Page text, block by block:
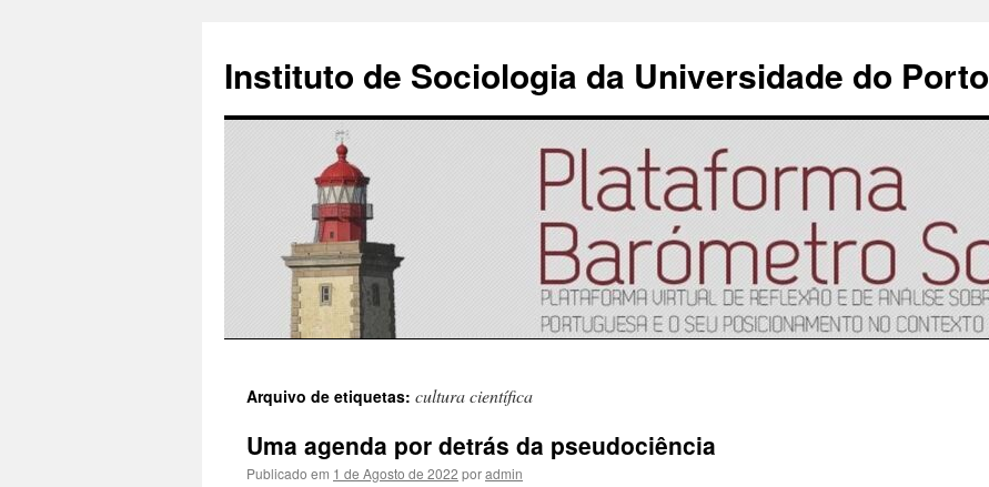
Instituto de Sociologia da Universidade do Porto
para
Arquivo de etiquetas: cultura científica
Uma agenda por detrás da pseudociência
Publicado em 1 de Agosto de 2022 poradmin